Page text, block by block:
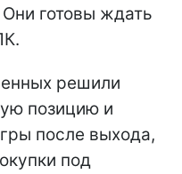
готовы ждать
решили
позицию и
после выхода,
под